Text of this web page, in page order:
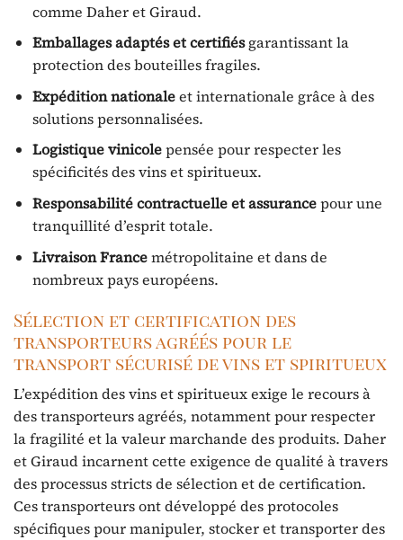
comme Daher et Giraud.
Emballages adaptés et certifiésgarantissant la
protection des bouteilles fragiles.
Expédition nationaleet internationale grâce à des
solutions personnalisées.
Logistique vinicolepensée pour respecter les
spécificités des vins et spiritueux.
Responsabilité contractuelle et assurancepour une
tranquillité d’esprit totale.
Livraison Francemétropolitaine et dans de
nombreux pays européens.
Sélection et certification des
transporteurs agréés pour le
transport sécurisé de vins et spiritueux
L’expédition des vins et spiritueux exige le recours à
des transporteurs agréés, notamment pour respecter
la fragilité et la valeur marchande des produits. Daher
et Giraud incarnent cette exigence de qualité à travers
des processus stricts de sélection et de certification.
Ces transporteurs ont développé des protocoles
spécifiques pour manipuler, stocker et transporter des